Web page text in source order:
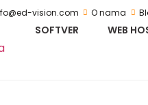
vision.com O nama
SOFTVER WEB